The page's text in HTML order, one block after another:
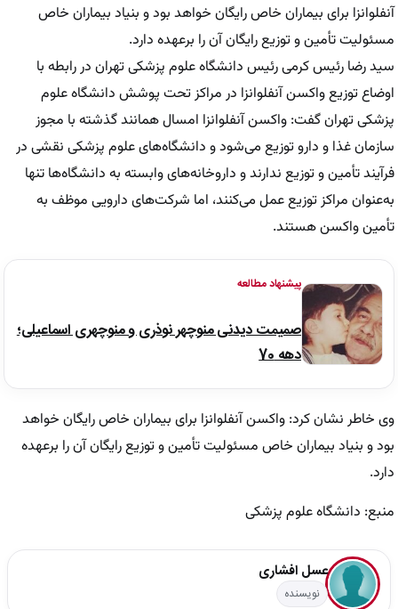
آنفلوانزا برای بیماران خاص رایگان خواهد بود و بنیاد بیماران خاص
مسئولیت تأمین و توزیع رایگان آن را برعهده دارد.
سید رضا رئیس کرمی رئیس دانشگاه علوم پزشکی تهران در رابطه با
اوضاع توزیع واکسن آنفلو‌انزا در مراکز تحت پوشش دانشگاه علوم
پزشکی تهران گفت: واکسن آنفلو‌انزا امسال همانند گذشته با مجوز
سازمان غذا و دارو توزیع می‌شود و دانشگاه‌های علوم پزشکی نقشی در
فرآیند تأمین و توزیع ندارند و داروخانه‌های وابسته به دانشگاه‌ها تنها
به‌عنوان مراکز توزیع عمل می‌کنند، اما شرکت‌های دارویی موظف به
تأمین واکسن هستند.
پیشنهاد مطالعه
صمیمت دیدنی منوچهر نوذری و منوچهری اسماعیلی؛
دهه 70
وی خاطر نشان کرد: واکسن آنفلو‌انزا برای بیماران خاص رایگان خواهد
بود و بنیاد بیماران خاص مسئولیت تأمین و توزیع رایگان آن را برعهده
دارد.
منبع: دانشگاه علوم پزشکی
عسل افشاری
نویسنده